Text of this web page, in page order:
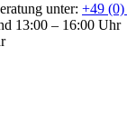
unter: +49 (0)
13:00 – 16:00 Uhr